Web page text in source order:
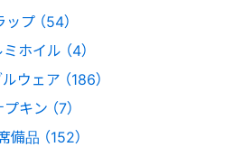
ップ （54）
ホイル （4）
ウェア （186）
キン （7）
備品 （152）